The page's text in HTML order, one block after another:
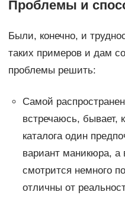
Проблемы и
Были, конечно, и
таких примеров и дам
проблемы решить:
Самой
встречаюсь, бывает,
каталога один
вариант маникюра, а
смотрится немного
отличны от